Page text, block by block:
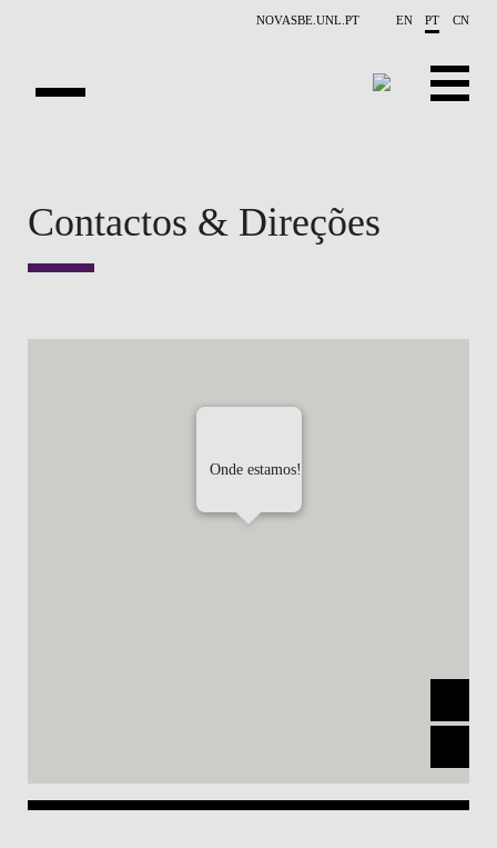
NOVASBE.UNL.PT EN PT CN
EVENTOS
CONTACTOS
Contactos & Direções
Onde estamos!